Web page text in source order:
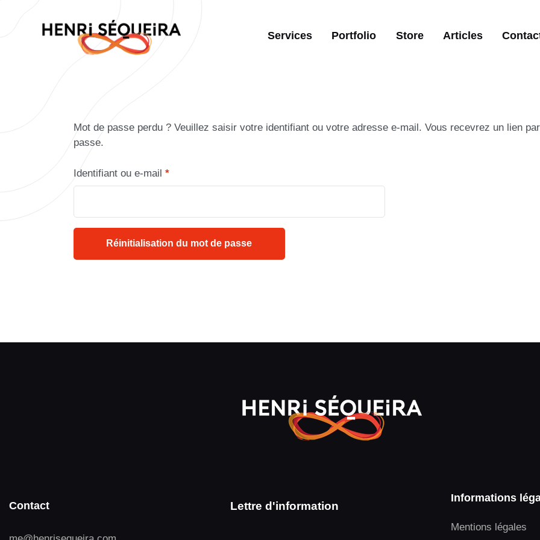
Services Portfolio Store Articles
Mot de passe perdu ? Veuillez saisir votre identifiant ou votre adresse e-mail. Vous recevrez un lien
passe.
Identifiant ou e-mail *
Réinitialisation du mot de passe
Contact Lettre d'information
Informations
Mentions légales